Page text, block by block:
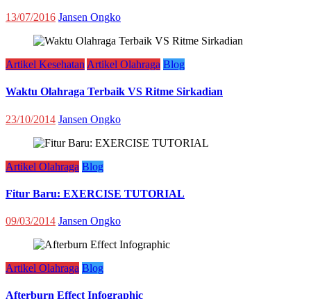
13/07/2016 Jansen Ongko
Artikel Kesehatan Artikel Olahraga Blog
Waktu Olahraga Terbaik VS Ritme Sirkadian
23/10/2014 Jansen Ongko
Artikel Olahraga Blog
Fitur Baru: EXERCISE TUTORIAL
09/03/2014 Jansen Ongko
Artikel Olahraga Blog
Afterburn Effect Infographic